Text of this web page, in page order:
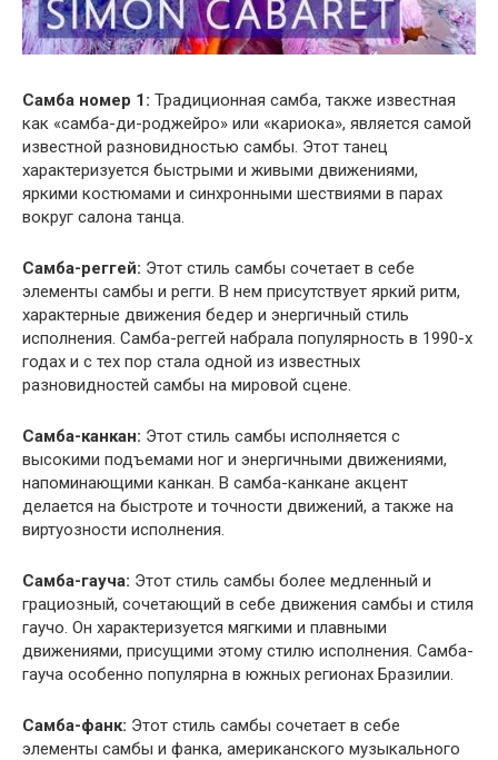
Самба номер 1: Традиционная самба, также известная
как «самба-ди-роджейро» или «кариока», является самой
известной разновидностью самбы. Этот танец
характеризуется быстрыми и живыми движениями,
яркими костюмами и синхронными шествиями в парах
вокруг салона танца.
Самба-реггей: Этот стиль самбы сочетает в себе
элементы самбы и регги. В нем присутствует яркий ритм,
характерные движения бедер и энергичный стиль
исполнения. Самба-реггей набрала популярность в 1990-х
годах и с тех пор стала одной из известных
разновидностей самбы на мировой сцене.
Самба-канкан: Этот стиль самбы исполняется с
высокими подъемами ног и энергичными движениями,
напоминающими канкан. В самба-канкане акцент
делается на быстроте и точности движений, а также на
виртуозности исполнения.
Самба-гауча: Этот стиль самбы более медленный и
грациозный, сочетающий в себе движения самбы и стиля
гаучо. Он характеризуется мягкими и плавными
движениями, присущими этому стилю исполнения. Самба-
гауча особенно популярна в южных регионах Бразилии.
Самба-фанк: Этот стиль самбы сочетает в себе
элементы самбы и фанка, американского музыкального